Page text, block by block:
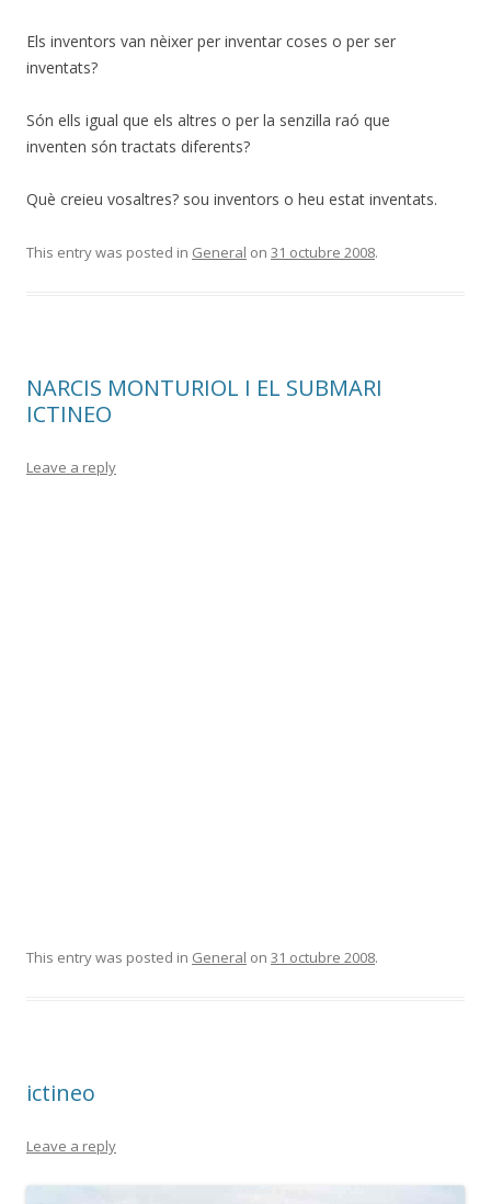
Els inventors van nèixer per inventar coses o per ser
inventats?
Són ells igual que els altres o per la senzilla raó que
inventen són tractats diferents?
Què creieu vosaltres? sou inventors o heu estat inventats.
This entry was posted in General on 31 octubre 2008.
NARCIS MONTURIOL I EL SUBMARI
ICTINEO
Leave a reply
This entry was posted in General on 31 octubre 2008.
ictineo
Leave a reply